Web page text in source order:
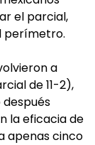
el parcial,
perímetro.
a
de 11-2),
la eficacia de
apenas cinco